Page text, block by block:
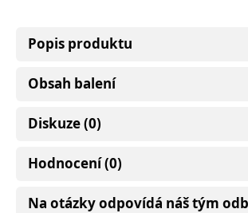
Popis produktu
Obsah balení
Diskuze (0)
Hodnocení (0)
Na otázky odpovídá náš tým